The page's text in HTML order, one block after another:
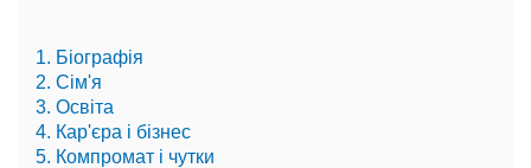
1. Біографія
2. Сім'я
3. Освіта
4. Кар'єра і бізнес
5. Компромат і чутки